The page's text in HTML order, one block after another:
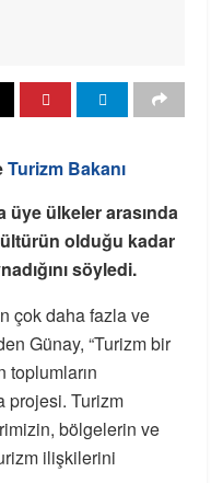
Turizm Bakanı
üye ülkeler arasında
olduğu kadar
söyledi.
çok daha fazla ve
Günay, “Turizm bir
toplumların
projesi. Turizm
bölgelerin ve
ilişkilerini